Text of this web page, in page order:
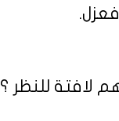
لافتة للنظر ؟